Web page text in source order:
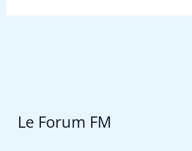
Le Forum FM